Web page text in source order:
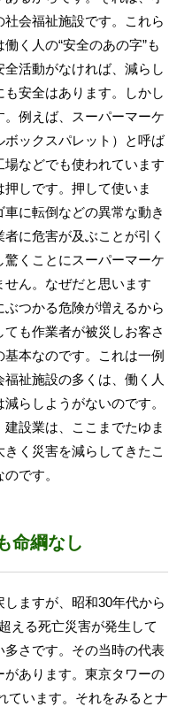
会福祉施設です。これら
く人の“安全のあの字”も
活動がなければ、減らし
安全はあります。しかし
例えば、スーパーマーケ
ックスパレット）と呼ば
などでも使われています
しです。押して使いま
に転倒などの異常な動き
に危害が及ぶことが引く
くことにスーパーマーケ
ん。なぜだと思います
つかる危険が増えるから
も作業者が被災しお客さ
本なのです。これは一例
祉施設の多くは、働く人
らしようがないのです。
設業は、ここまでたゆま
く災害を減らしてきたこ
です。
命綱なし
ますが、昭和30年代から
える死亡災害が発生して
さです。その当時の代表
あります。東京タワーの
ています。それをみるとナ